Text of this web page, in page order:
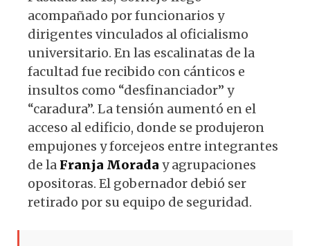
acompañado por funcionarios y
dirigentes vinculados al oficialismo
universitario. En las escalinatas de la
facultad fue recibido con cánticos e
insultos como “desfinanciador” y
“caradura”. La tensión aumentó en el
acceso al edificio, donde se produjeron
empujones y forcejeos entre integrantes
de la Franja Morada y agrupaciones
opositoras. El gobernador debió ser
retirado por su equipo de seguridad.